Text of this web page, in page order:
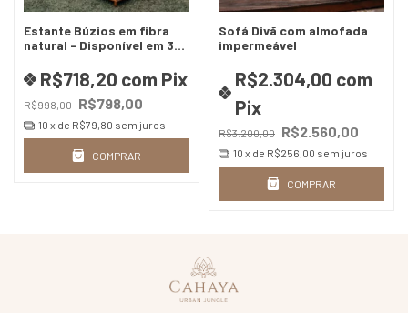
Estante Búzios em fibra
natural - Disponível em 3
R$998,00 R$798,00
R$718,20 com Pix
10 x de R$79,80 sem juros
COMPRAR
Sofá Divã com almofada
impermeável
R$3.200,00 R$2.560,00
R$2.304,00 com
Pix
10 x de R$256,00 sem juros
COMPRAR